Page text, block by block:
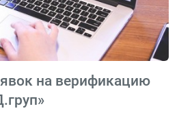
на верификацию